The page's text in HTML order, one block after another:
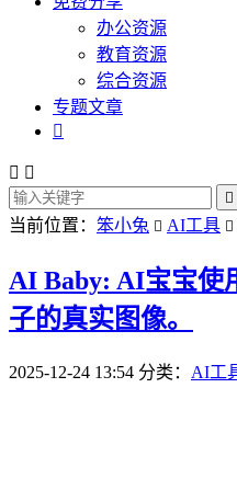
办公资源
教育资源
综合资源
专题文章

 

当前位置： 笨小兔  AI工具 
AI Baby: AI宝宝使
子的真实图像。
2025-12-24 13:54 分类： AI工